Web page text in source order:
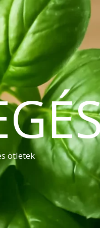
ötletek